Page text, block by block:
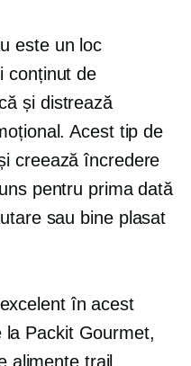
este un loc
conținut de
și distrează
Acest tip de
creează încredere
pentru prima dată
sau bine plasat
în acest
la Packit Gourmet,
alimente trail.